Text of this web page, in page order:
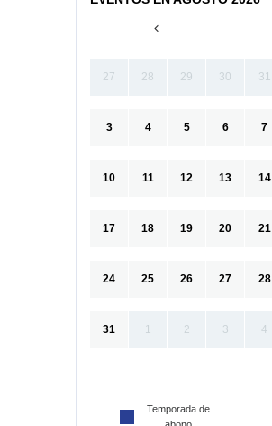
27 28 29 30 31
3 4 5 6 7
10 11 12 13 14
17 18 19 20 21
24 25 26 27 28
31 1 2 3 4
Temporada de